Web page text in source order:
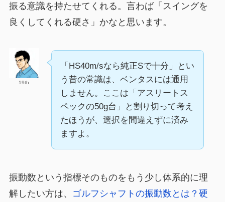
振る意識を持たせてくれる。言わば「スイングを
良くしてくれる硬さ」かなと思います。
19th
「HS40m/sなら純正Sで十分」とい
う昔の常識は、ベンタスには通用
しません。ここは「アスリートス
ペックの50g台」と割り切って考え
たほうが、選択を間違えずに済み
ますよ。
振動数という指標そのものをもう少し体系的に理
解したい方は、
ゴルフシャフトの振動数とは？硬